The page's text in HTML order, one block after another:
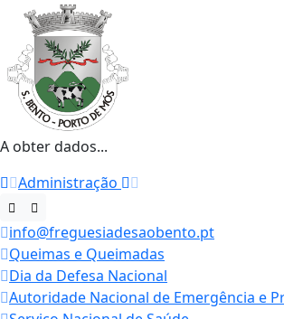
A obter dados...
Administração
info@freguesiadesaobento.pt
Queimas e Queimadas
Dia da Defesa Nacional
Autoridade Nacional de Emergência e